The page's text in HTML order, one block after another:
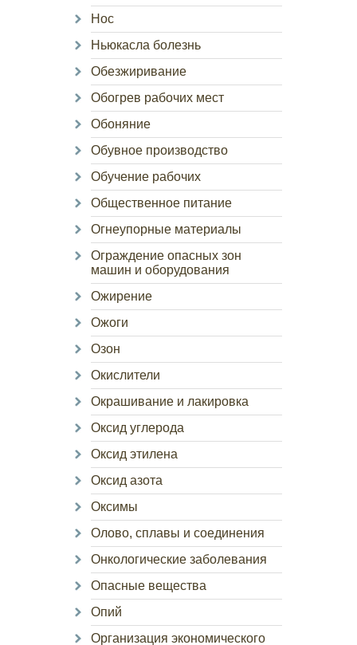
Нос
Ньюкасла болезнь
Обезжиривание
Обогрев рабочих мест
Обоняние
Обувное производство
Обучение рабочих
Общественное питание
Огнеупорные материалы
Ограждение опасных зон
машин и оборудования
Ожирение
Ожоги
Озон
Окислители
Окрашивание и лакировка
Оксид углерода
Оксид этилена
Оксид азота
Оксимы
Олово, сплавы и соединения
Онкологические заболевания
Опасные вещества
Опий
Организация экономического